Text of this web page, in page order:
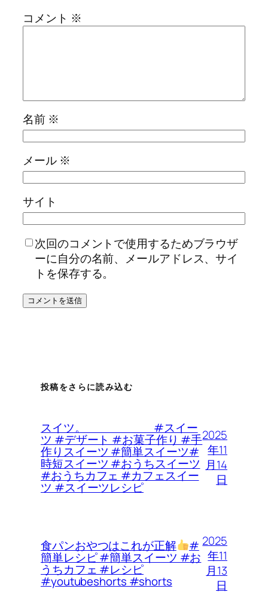
コメント ※
名前 ※
メール ※
サイト
次回のコメントで使用するためブラウザ
ーに自分の名前、メールアドレス、サイ
トを保存する。
投稿をさらに読み込む
スイツ。 #スイー
ツ #デザート #お菓子作り #手
作りスイーツ #簡単スイーツ#
時短スイーツ #おうちスイーツ
#おうちカフェ #カフェスイー
ツ #スイーツレシピ
2025
年11
月14
日
食パンおやつはこれが正解 #
簡単レシピ #簡単スイーツ #お
うちカフェ #レシピ
#youtubeshorts #shorts
2025
年11
月13
日